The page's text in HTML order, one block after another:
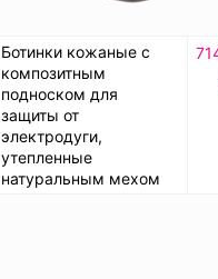
Ботинки кожаные с
композитным
подноском для
защиты от
электродуги,
утепленные
натуральным мехом